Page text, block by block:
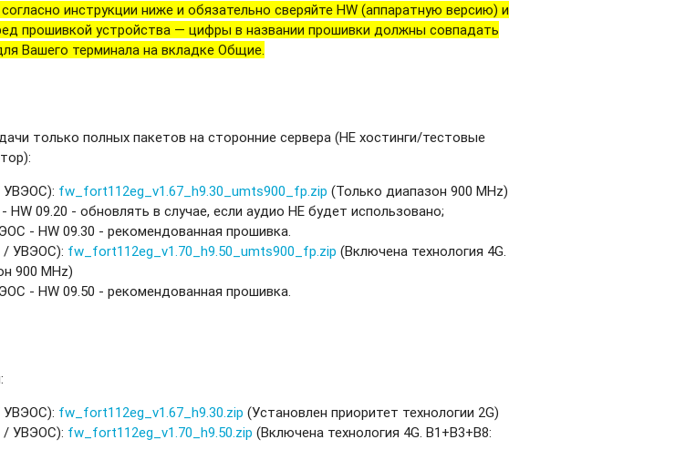
инструкции ниже и обязательно сверяйте HW (аппаратную версию) и
прошивкой устройства — цифры в названии прошивки должны совпадать
Вашего терминала на вкладке Общие.
только полных пакетов на сторонние сервера (НЕ хостинги/тестовые
УВЭОС): fw_fort112eg_v1.67_h9.30_umts900_fp.zip (Только диапазон 900 MHz)
09.20 - обновлять в случае, если аудио НЕ будет использовано;
- HW 09.30 - рекомендованная прошивка.
/ УВЭОС): fw_fort112eg_v1.70_h9.50_umts900_fp.zip (Включена технология 4G.
900 MHz)
- HW 09.50 - рекомендованная прошивка.
УВЭОС): fw_fort112eg_v1.67_h9.30.zip (Установлен приоритет технологии 2G)
/ УВЭОС): fw_fort112eg_v1.70_h9.50.zip (Включена технология 4G. B1+B3+B8: